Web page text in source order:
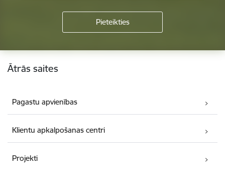
Kājene
Ātrās saites
Pagastu apvienības
Klientu apkalpošanas centri
Projekti